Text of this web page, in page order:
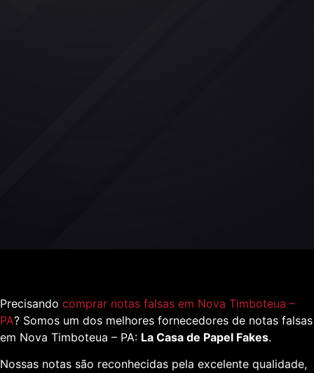
Precisando comprar notas falsas em Nova Timboteua –
PA? Somos um dos melhores fornecedores de notas falsas
em Nova Timboteua – PA: La Casa de Papel Fakes.
Nossas notas são reconhecidas pela excelente qualidade,